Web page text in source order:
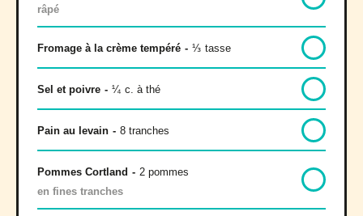
râpé
Fromage à la crème tempéré - ⅓ tasse
Sel et poivre - ¼ c. à thé
Pain au levain - 8 tranches
Pommes Cortland - 2 pommes
en fines tranches